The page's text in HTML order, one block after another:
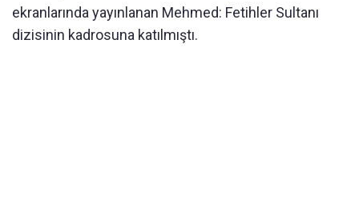
ekranlarında yayınlanan Mehmed: Fetihler Sultanı
dizisinin kadrosuna katılmıştı.